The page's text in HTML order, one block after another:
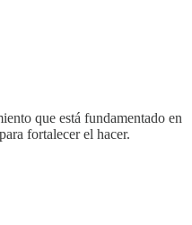
que está fundamentado en
fortalecer el hacer.